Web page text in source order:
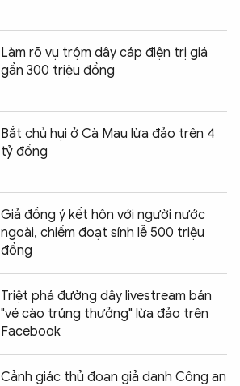
Làm rõ vụ trộm dây cáp điện trị giá
gần 300 triệu đồng
Bắt chủ hụi ở Cà Mau lừa đảo trên 4
tỷ đồng
Giả đồng ý kết hôn với người nước
ngoài, chiếm đoạt sính lễ 500 triệu
đồng
Triệt phá đường dây livestream bán
"vé cào trúng thưởng" lừa đảo trên
Facebook
Cảnh giác thủ đoạn giả danh Công an